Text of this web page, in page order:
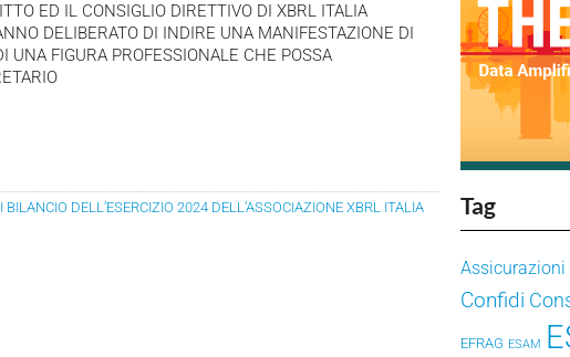
ED IL CONSIGLIO DIRETTIVO DI XBRL ITALIA
DELIBERATO DI INDIRE UNA MANIFESTAZIONE DI
UNA FIGURA PROFESSIONALE CHE POSSA
DELL’ESERCIZIO 2024 DELL’ASSOCIAZIONE XBRL ITALIA Tag
Assicurazioni
Confidi
EFRAG ESAM